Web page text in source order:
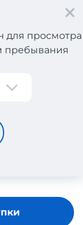
для просмотра
пребывания